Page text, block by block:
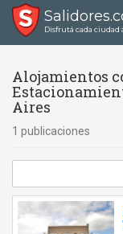
Disfrutá cada
Alojamientos
Aires
1 publicaciones